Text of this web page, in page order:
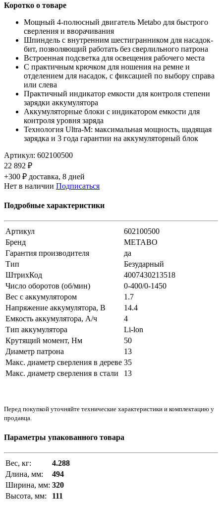
Коротко о товаре
Мощный 4-полюсный двигатель Metabo для быстрого
сверления и вворачивания
Шпиндель с внутренним шестигранником для насадок-
бит, позволяющий работать без сверлильного патрона
Встроенная подсветка для освещения рабочего места
С практичным крючком для ношения на ремне и
отделением для насадок, с фиксацией по выбору справа
или слева
Практичный индикатор емкости для контроля степени
зарядки аккумулятора
Аккумуляторные блоки с индикатором емкости для
контроля уровня заряда
Технология Ultra-M: максимальная мощность, щадящая
зарядка и 3 года гарантии на аккумуляторный блок
Артикул: 602100500
22 892 ₽
+300 ₽ доставка, 8 дней
Нет в наличии Подписаться
Подробные характеристики
Артикул
602100500
Бренд
METABO
Гарантия производителя
да
Тип
Безударный
ШтрихКод
4007430213518
Число оборотов (об/мин)
0-400/0-1450
Вес с аккумулятором
1.7
Напряжение аккумулятора, В
14.4
Емкость аккумулятора, А/ч
4
Тип аккумулятора
Li-lon
Крутящий момент, Нм
50
Диаметр патрона
13
Макс. диаметр сверления в дереве 35
Макс. диаметр сверления в стали
13
Перед покупкой уточняйте технические характеристики и комплектацию у
продавца.
Параметры упакованного товара
Вес, кг:
4.288
Длина, мм:
494
Ширина, мм: 320
Высота, мм:
111